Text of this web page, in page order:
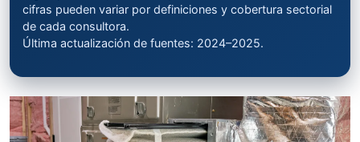
cifras pueden variar por definiciones y cobertura sectorial
de cada consultora.
Última actualización de fuentes: 2024–2025.